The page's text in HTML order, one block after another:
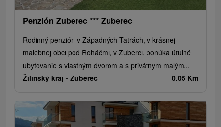
Penzión Zuberec *** Zuberec
Rodinný penzión v Západných Tatrách, v krásnej
malebnej obci pod Roháčmi, v Zuberci, ponúka útulné
ubytovanie s vlastným dvorom a s privátnym malým...
Žilinský kraj - Zuberec 0.05 Km